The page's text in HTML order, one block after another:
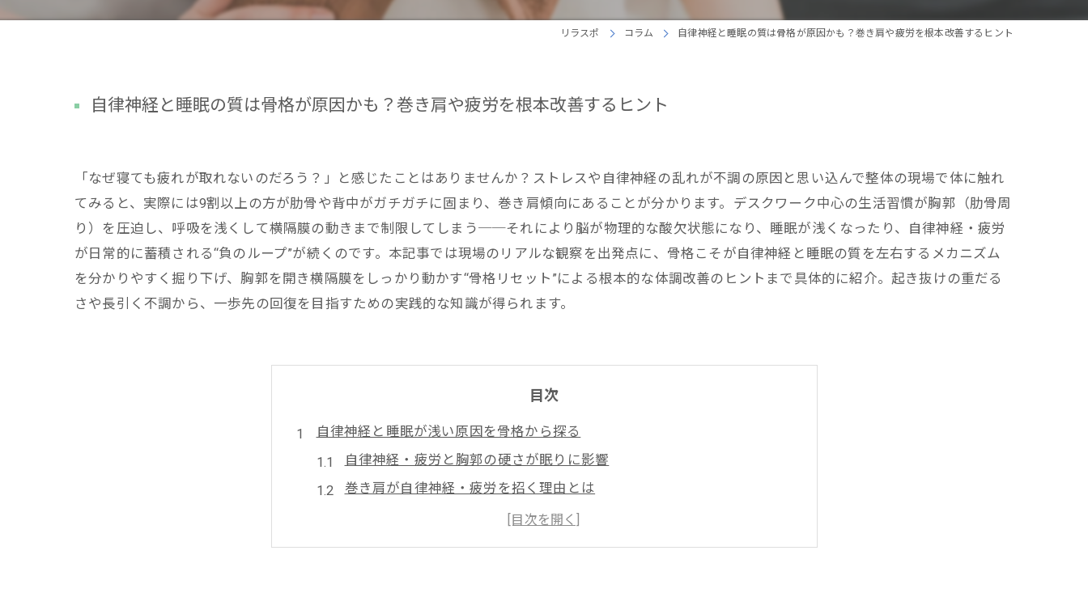
リラスポ コラム 自律神経と睡眠の質は骨格が原因かも？巻き肩や疲労を根本改善するヒント
自律神経と睡眠の質は骨格が原因かも？巻き肩や疲労を根本改善するヒント
「なぜ寝ても疲れが取れないのだろう？」と感じたことはありませんか？ストレスや自律神経の乱れが不調の原因と思い込んで整体の現場で体に触れ
てみると、実際には9割以上の方が肋骨や背中がガチガチに固まり、巻き肩傾向にあることが分かります。デスクワーク中心の生活習慣が胸郭（肋骨周
り）を圧迫し、呼吸を浅くして横隔膜の動きまで制限してしまう──それにより脳が物理的な酸欠状態になり、睡眠が浅くなったり、自律神経・疲労
が日常的に蓄積される“負のループ”が続くのです。本記事では現場のリアルな観察を出発点に、骨格こそが自律神経と睡眠の質を左右するメカニズム
を分かりやすく掘り下げ、胸郭を開き横隔膜をしっかり動かす“骨格リセット”による根本的な体調改善のヒントまで具体的に紹介。起き抜けの重だる
さや長引く不調から、一歩先の回復を目指すための実践的な知識が得られます。
目次
自律神経と睡眠が浅い原因を骨格から探る
自律神経・疲労と胸郭の硬さが眠りに影響
巻き肩が自律神経・疲労を招く理由とは
睡眠が浅い背景に自律神経・疲労の関与
骨格バランスの乱れが睡眠を妨げる仕組み